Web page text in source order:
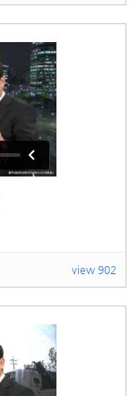
view 902